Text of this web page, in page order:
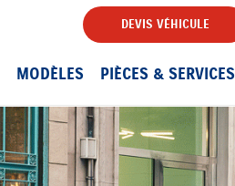
DEVIS VÉHICULE
MODÈLES PIÈCES & SERVICES